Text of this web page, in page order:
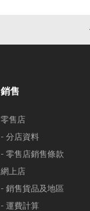
銷售
零售店
- 分店資料
- 零售店銷售條款
網上店
- 銷售貨品及地區
- 運費計算